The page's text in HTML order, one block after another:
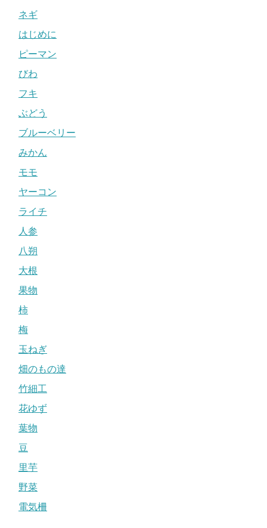
ネギ
はじめに
ピーマン
びわ
フキ
ぶどう
ブルーベリー
みかん
モモ
ヤーコン
ライチ
人参
八朔
大根
果物
柿
梅
玉ねぎ
畑のもの達
竹細工
花ゆず
葉物
豆
里芋
野菜
電気柵